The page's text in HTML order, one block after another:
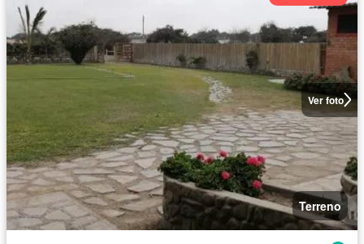
Ver foto
Terreno